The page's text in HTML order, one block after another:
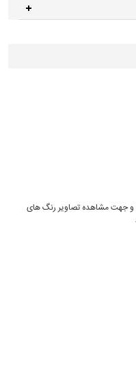
و جهت مشاهده تصاویر رنگ های